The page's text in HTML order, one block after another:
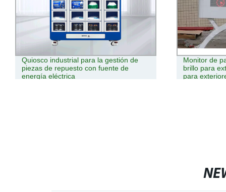
Quiosco industrial para la gestión de
piezas de repuesto con fuente de
energía eléctrica
Monitor de
brillo para
para